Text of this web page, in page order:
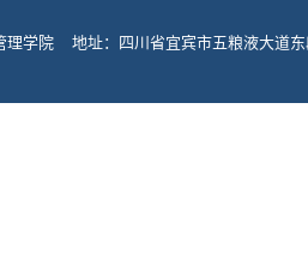
学院 地址：四川省宜宾市五粮液大道